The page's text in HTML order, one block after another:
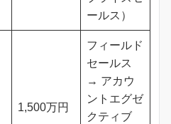
ールス）
1,500万円
フィールド
セールス
→ アカウ
ントエグゼ
クティブ